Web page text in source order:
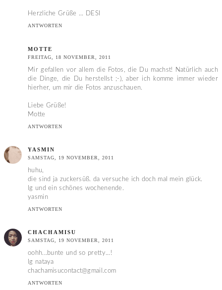
Herzliche Grüße ... DESI
ANTWORTEN
MOTTE
FREITAG, 18 NOVEMBER, 2011
Mir gefallen vor allem die Fotos, die Du machst! Natürlich auch
die Dinge, die Du herstellst ;-), aber ich komme immer wieder
hierher, um mir die Fotos anzuschauen.
Liebe Grüße!
Motte
ANTWORTEN
YASMIN
SAMSTAG, 19 NOVEMBER, 2011
huhu,
die sind ja zuckersüß. da versuche ich doch mal mein glück.
lg und ein schönes wochenende.
yasmin
ANTWORTEN
CHACHAMISU
SAMSTAG, 19 NOVEMBER, 2011
oohh...bunte und so pretty...!
lg nataya
chachamisucontact@gmail.com
ANTWORTEN